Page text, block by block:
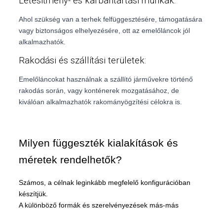
Ahol szükség van a terhek felfüggesztésére, támogatására
vagy biztonságos elhelyezésére, ott az emelőláncok jól
alkalmazhatók.
Rakodási és szállítási területek:
Emelőláncokat használnak a szállító járművekre történő
rakodás során, vagy konténerek mozgatásához, de
kiválóan alkalmazhatók rakományögzítési célokra is.
Milyen függeszték kialakítások és
méretek rendelhetők?
Számos, a célnak leginkább megfelelő konfigurációban
készítjük.
A különböző formák és szerelvényezések más-más
Az Ön élményének személyre szabása, a közösségi média jellemzőinek
támogatása és látogatottságunk alapos elemzése érdekében sütiket
használunk. Továbbá, információkat osztunk meg a honlap
akik összevonhatják ezen adatokat azokkal az információkkal,
nekik..
Összes engedélyezése